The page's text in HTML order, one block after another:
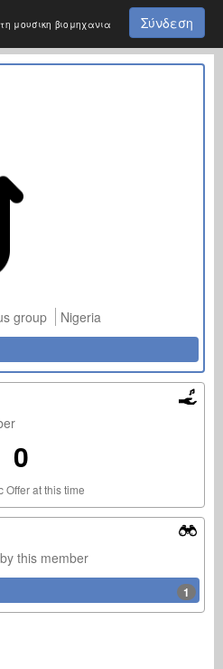
μουσικη βιομηχανια Σύνδεση
group
Nigeria
0
Offer at this time
this member
1